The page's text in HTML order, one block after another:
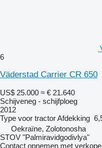
6
Väderstad Carrier CR 650
US$ 25.000 ≈ € 21.640
Schijveneg - schijfploeg
2012
Type voor tractorAfdekking
Oekraïne, Zolotonosha
STOV "Palmiravidgodivlya"
Contact opnemen met